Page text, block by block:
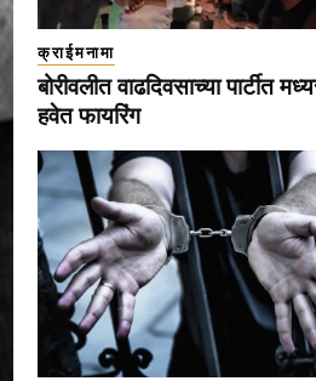
क्राईमनामा
बोरीवलीत वाढदिवसाच्या पार्टीत
हवेत फायरिंग